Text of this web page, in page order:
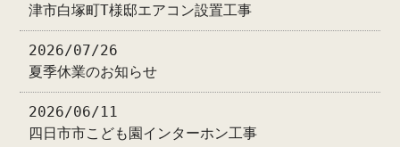
津市白塚町T様邸エアコン設置工事
2026/07/26
夏季休業のお知らせ
2026/06/11
四日市市こども園インターホン工事